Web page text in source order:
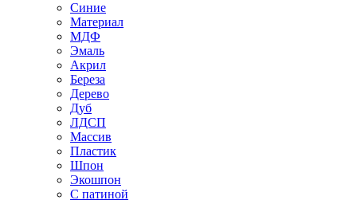
Синие
Материал
МДФ
Эмаль
Акрил
Береза
Дерево
Дуб
ЛДСП
Массив
Пластик
Шпон
Экошпон
С патиной